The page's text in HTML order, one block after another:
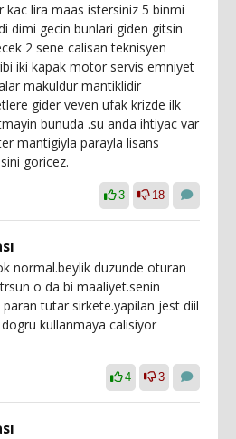
kac lira maas istersiniz 5 binmi
dimi gecin bunlari giden gitsin
2 sene calisan teknisyen
iki kapak motor servis emniyet
makuldur mantiklidir
gider veven ufak krizde ilk
bunuda .su anda ihtiyac var
mantigiyla parayla lisans
goricez.
3 18
normal.beylik duzunde oturan
o da bi maaliyet.senin
tutar sirkete.yapilan jest diil
kullanmaya calisiyor
4 3